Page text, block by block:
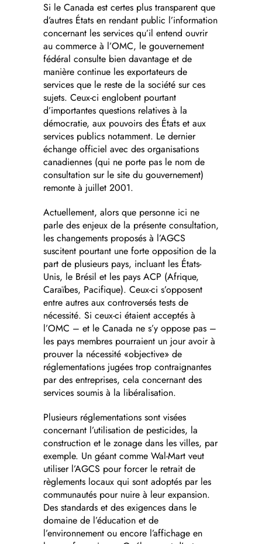
Si le Canada est certes plus transparent que
d’autres États en rendant public l’information
concernant les services qu’il entend ouvrir
au commerce à l’OMC, le gouvernement
fédéral consulte bien davantage et de
manière continue les exportateurs de
services que le reste de la société sur ces
sujets. Ceux-ci englobent pourtant
d’importantes questions relatives à la
démocratie, aux pouvoirs des États et aux
services publics notamment. Le dernier
échange officiel avec des organisations
canadiennes (qui ne porte pas le nom de
consultation sur le site du gouvernement)
remonte à juillet 2001.
Actuellement, alors que personne ici ne
parle des enjeux de la présente consultation,
les changements proposés à l’AGCS
suscitent pourtant une forte opposition de la
part de plusieurs pays, incluant les États-
Unis, le Brésil et les pays ACP (Afrique,
Caraïbes, Pacifique). Ceux-ci s’opposent
entre autres aux controversés tests de
nécessité. Si ceux-ci étaient acceptés à
l’OMC – et le Canada ne s’y oppose pas –
les pays membres pourraient un jour avoir à
prouver la nécessité «objective» de
réglementations jugées trop contraignantes
par des entreprises, cela concernant des
services soumis à la libéralisation.
Plusieurs réglementations sont visées
concernant l’utilisation de pesticides, la
construction et le zonage dans les villes, par
exemple. Un géant comme Wal-Mart veut
utiliser l’AGCS pour forcer le retrait de
règlements locaux qui sont adoptés par les
communautés pour nuire à leur expansion.
Des standards et des exigences dans le
domaine de l’éducation et de
l’environnement ou encore l’affichage en